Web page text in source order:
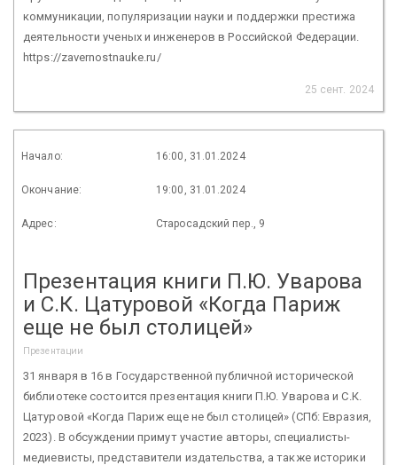
коммуникации, популяризации науки и поддержки престижа
деятельности ученых и инженеров в Российской Федерации.
https://zavernostnauke.ru/
25 сент. 2024
Начало: 16:00, 31.01.2024
Окончание: 19:00, 31.01.2024
Адрес: Старосадский пер., 9
Презентация книги П.Ю. Уварова
и С.К. Цатуровой «Когда Париж
еще не был столицей»
Презентации
31 января в 16 в Государственной публичной исторической
библиотеке состоится презентация книги П.Ю. Уварова и С.К.
Цатуровой «Когда Париж еще не был столицей» (СПб: Евразия,
2023). В обсуждении примут участие авторы, специалисты-
медиевисты, представители издательства, а также историки